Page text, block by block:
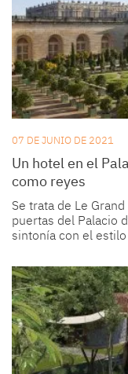
07 DE JUNIO DE 2021
Un hotel en el
como reyes
Se trata de Le
puertas del Palacio
sintonía con el